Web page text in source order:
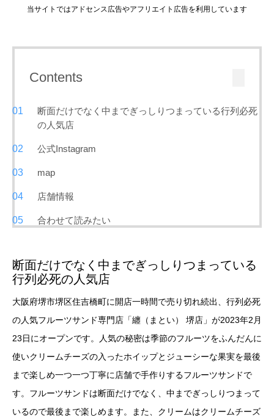
当サイトではアドセンス広告やアフリエイト広告を利用しています
Contents
断面だけでなく中までぎっしりつまっている行列必死
の人気店
公式Instagram
map
店舗情報
合わせて読みたい
断面だけでなく中までぎっしりつまっている
行列必死の人気店
大阪府堺市堺区住吉橋町に開店一時間で売り切れ続出、行列必死
の人気フルーツサンド専門店「纏（まとい） 堺店」が2023年2月
23日にオープンです。人気の秘密は季節のフルーツをふんだんに
使いクリームチーズの入ったホイップとジューシーな果実を最後
まで楽しめ一つ一つ丁寧に店舗で手作りするフルーツサンドで
す。フルーツサンドは断面だけでなく、中までぎっしりつまって
いるので最後まで楽しめます。また、クリームはクリームチーズ